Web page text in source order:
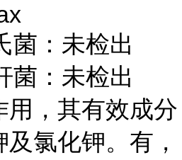
未检出
未检出
用，其有效成分
氯化钾。有，